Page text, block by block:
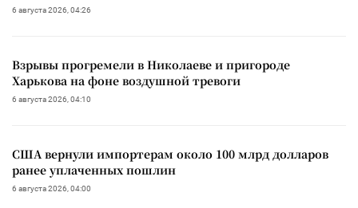
6 августа 2026, 04:26
Взрывы прогремели в Николаеве и пригороде
Харькова на фоне воздушной тревоги
6 августа 2026, 04:10
США вернули импортерам около 100 млрд долларов
ранее уплаченных пошлин
6 августа 2026, 04:00